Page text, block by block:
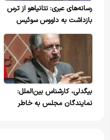
رسانه‌های عبری: نتانیاهو از ترس
بازداشت به داووس سوئیس
نمی‌رود
بیگدلی، کارشناس بین‌الملل:
نمایندگان مجلس به خاطر